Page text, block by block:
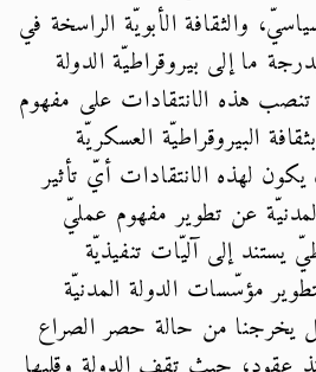
والثقافة الأبويّة الراسخة في
ما إلى بيروقراطيّة الدولة
هذه الانتقادات على مفهوم
البيروقراطيّة العسكريّة
لهذه الانتقادات أيّ تأثير
عن تطوير مفهوم عمليّ
يستند إلى آليّات تنفيذيّة
مؤسّسات الدولة المدنيّة
يخرجنا من حالة حصر الصراع